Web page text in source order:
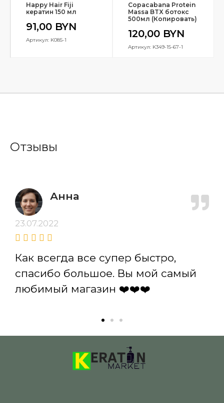
Happy Hair Fiji
кератин 150 мл
91,00 BYN
Артикул: K085-1
Copacabana Protein
Massa BTX ботокс
500мл (Копировать)
120,00 BYN
Артикул: K349-15-67-1
Отзывы
Анна
23.07.2022
Как всегда все супер быстро,
спасибо большое. Вы мой самый
любимый магазин ❤️❤️❤️